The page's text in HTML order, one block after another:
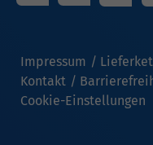
Impressum
Kontakt
Cookie-Einstellungen